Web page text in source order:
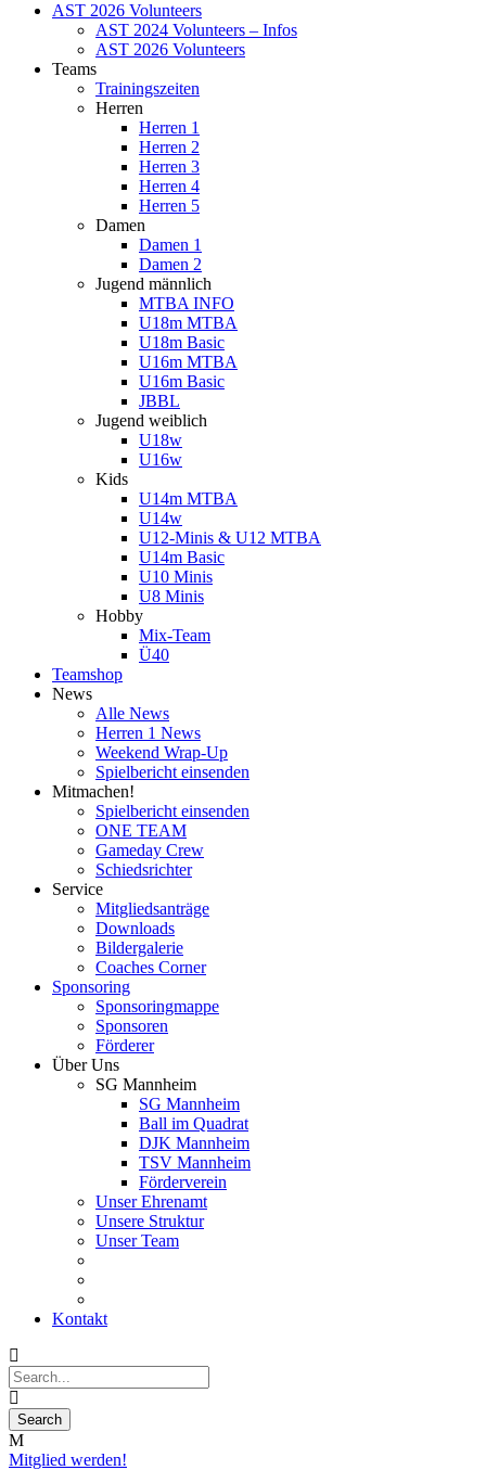
AST 2026 Volunteers
AST 2024 Volunteers – Infos
AST 2026 Volunteers
Teams
Trainingszeiten
Herren
Herren 1
Herren 2
Herren 3
Herren 4
Herren 5
Damen
Damen 1
Damen 2
Jugend männlich
MTBA INFO
U18m MTBA
U18m Basic
U16m MTBA
U16m Basic
JBBL
Jugend weiblich
U18w
U16w
Kids
U14m MTBA
U14w
U12-Minis & U12 MTBA
U14m Basic
U10 Minis
U8 Minis
Hobby
Mix-Team
Ü40
Teamshop
News
Alle News
Herren 1 News
Weekend Wrap-Up
Spielbericht einsenden
Mitmachen!
Spielbericht einsenden
ONE TEAM
Gameday Crew
Schiedsrichter
Service
Mitgliedsanträge
Downloads
Bildergalerie
Coaches Corner
Sponsoring
Sponsoringmappe
Sponsoren
Förderer
Über Uns
SG Mannheim
SG Mannheim
Ball im Quadrat
DJK Mannheim
TSV Mannheim
Förderverein
Unser Ehrenamt
Unsere Struktur
Unser Team
Kontakt
Mitglied werden!